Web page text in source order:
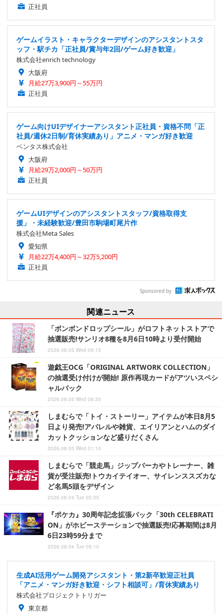
正社員
ゲームイラスト・キャラクターデザインのアシスタントスタ
ッフ・駅チカ「正社員/賞与年2回/ゲーム好き歓迎」
株式会社enrich technology
大阪府
月給27万3,900円～55万円
正社員
ゲーム向けUIデザイナーアシスタント正社員・資格不問「正
社員/週休2日制/育休実績あり」アニメ・マンガ好き歓迎
ベンタス株式会社
大阪府
月給29万2,000円～50万円
正社員
ゲームUIデザインのアシスタントスタッフ/資格取得支
援」・未経験歓迎/豊田市駒場町尾片作
株式会社Meta Sales
愛知県
月給22万4,400円～32万5,200円
正社員
Sponsored by
関連ニュース
「ボンボンドロップシール」がロフトネットストアで
抽選販売!サンリオ8種を8月6日10時より受付開始
2026.08.05 Wed 09:15
遊戯王OCG「ORIGINAL ARTWORK COLLECTION」
の抽選受け付けが開始! 原作再現カードがアツいスペシ
ャルパック
2026.08.05 Wed 08:30
しまむらで「トイ・ストーリー」アイテムが本日8月5
日より発売!アパレルや雑貨、エイリアンとハムのダイ
カットクッションなど盛りだくさん
2026.08.05 Wed 01:10
しまむらで「競走馬」ジップパーカやトレーナー、雑
貨が受注販売!トウカイテイオー、サイレンススズカな
ど名馬5頭をデザイン
2026.08.04 Tue 05:35
『ポケカ』30周年記念拡張パック「30th CELEBRATI
ON」がホビーステーションで抽選販売!応募期間は8月
6日23時59分まで
2026.08.04 Tue 09:10
生成AI活用ゲーム開発アシスタント・第2新卒歓迎正社員
「アニメ・マンガ好き歓迎・シフト相談可」/育休実績あり
株式会社プロジェクトトリガー
東京都